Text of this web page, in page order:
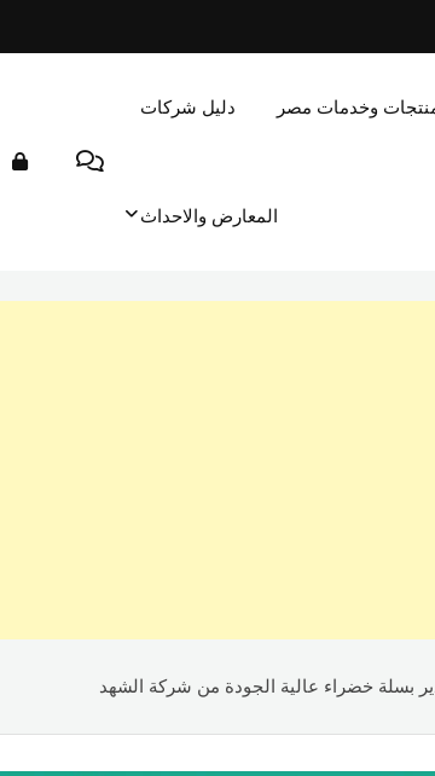
وخدمات مصر دليل شركات
المعارض والاحداث
بسلة خضراء عالية الجودة من شركة الشهد